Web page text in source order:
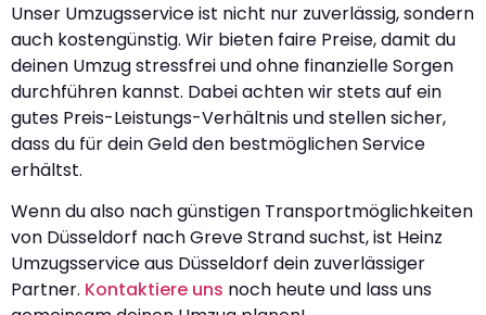
Unser Umzugsservice ist nicht nur zuverlässig, sondern
auch kostengünstig. Wir bieten faire Preise, damit du
deinen Umzug stressfrei und ohne finanzielle Sorgen
durchführen kannst. Dabei achten wir stets auf ein
gutes Preis-Leistungs-Verhältnis und stellen sicher,
dass du für dein Geld den bestmöglichen Service
erhältst.
Wenn du also nach günstigen Transportmöglichkeiten
von Düsseldorf nach Greve Strand suchst, ist Heinz
Umzugsservice aus Düsseldorf dein zuverlässiger
Partner. Kontaktiere uns noch heute und lass uns